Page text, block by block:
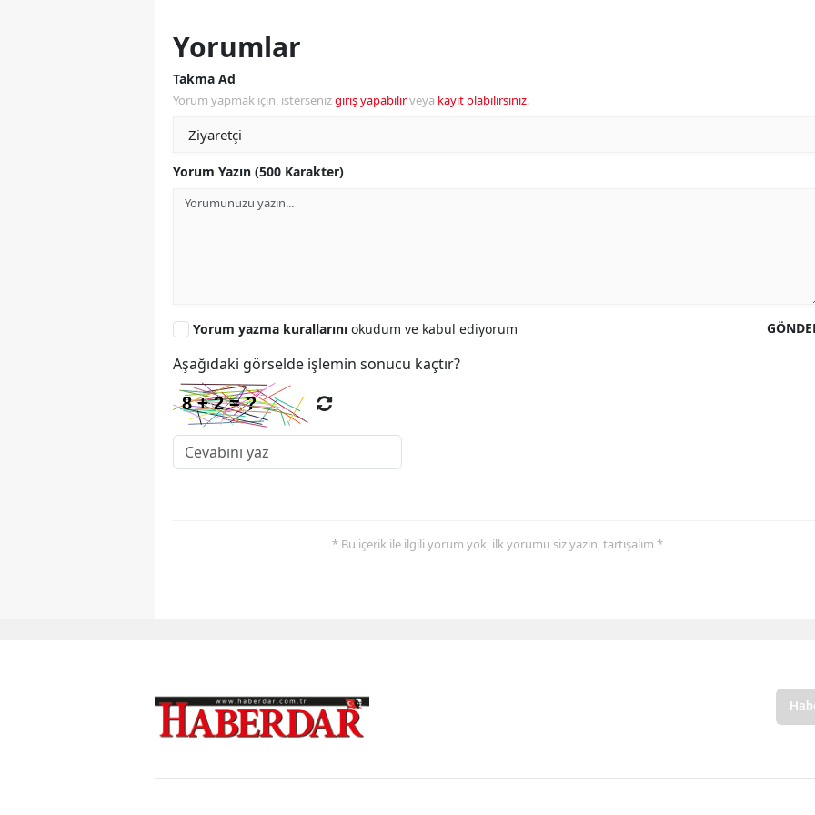
Yorumlar
Takma Ad
Yorum yapmak için, istersenizgiriş yapabilirveya kayıt olabilirsiniz.
Yorum Yazın (500 Karakter)
Yorum yazma kurallarını okudum ve kabul ediyorum
Aşağıdaki görselde işlemin sonucu kaçtır?
* Bu içerik ile ilgili yorum yok, ilk yorumu siz yazın, tartışalım *